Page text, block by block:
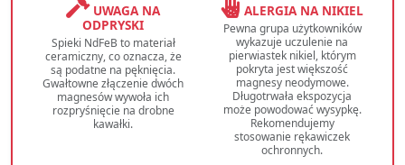
UWAGA NA
ODPRYSKI
Spieki NdFeB to materiał
ceramiczny, co oznacza, że
są podatne na pęknięcia.
Gwałtowne złączenie dwóch
magnesów wywoła ich
rozpryśnięcie na drobne
kawałki.
ALERGIA NA NIKIEL
Pewna grupa użytkowników
wykazuje uczulenie na
pierwiastek nikiel, którym
pokryta jest większość
magnesy neodymowe.
Długotrwała ekspozycja
może powodować wysypkę.
Rekomendujemy
stosowanie rękawiczek
ochronnych.